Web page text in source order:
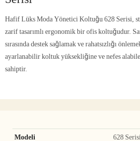
Hafif Lüks Moda Yönetici Koltuğu 628 Serisi,
zarif tasarımlı ergonomik bir ofis koltuğudur.
sırasında destek sağlamak ve rahatsızlığı
ayarlanabilir koltuk yüksekliğine ve nefes
sahiptir.
Modeli 628